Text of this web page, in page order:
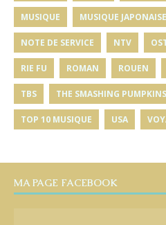
MUSIQUE MUSIQUE JAPONAISE
NOTE DE SERVICE NTV
RIE FU ROMAN ROUEN
TBS THE SMASHING PUMPKINS
TOP 10 MUSIQUE USA
MA PAGE FACEBOOK